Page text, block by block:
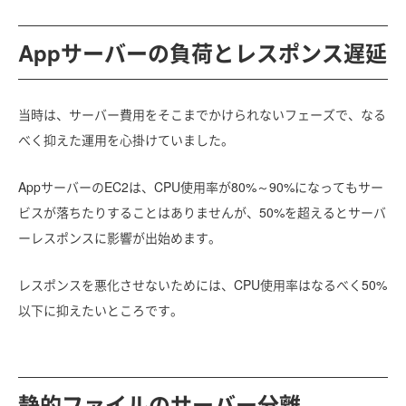
Appサーバーの負荷とレスポンス遅延
当時は、サーバー費用をそこまでかけられないフェーズで、なる
べく抑えた運用を心掛けていました。
AppサーバーのEC2は、CPU使用率が80%～90%になってもサー
ビスが落ちたりすることはありませんが、50%を超えるとサーバ
ーレスポンスに影響が出始めます。
レスポンスを悪化させないためには、CPU使用率はなるべく50%
以下に抑えたいところです。